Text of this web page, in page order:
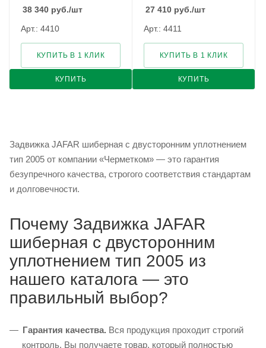
38 340 руб./шт
Арт.: 4410
КУПИТЬ
КУПИТЬ В 1 КЛИК
27 410 руб./шт
Арт.: 4411
КУПИТЬ
КУПИТЬ В 1 КЛИК
Задвижка JAFAR шиберная с двусторонним уплотнением
тип 2005 от компании «Черметком» — это гарантия
безупречного качества, строгого соответствия стандартам
и долговечности.
Почему Задвижка JAFAR
шиберная с двусторонним
уплотнением тип 2005 из
нашего каталога — это
правильный выбор?
Гарантия качества. Вся продукция проходит строгий
контроль. Вы получаете товар, который полностью